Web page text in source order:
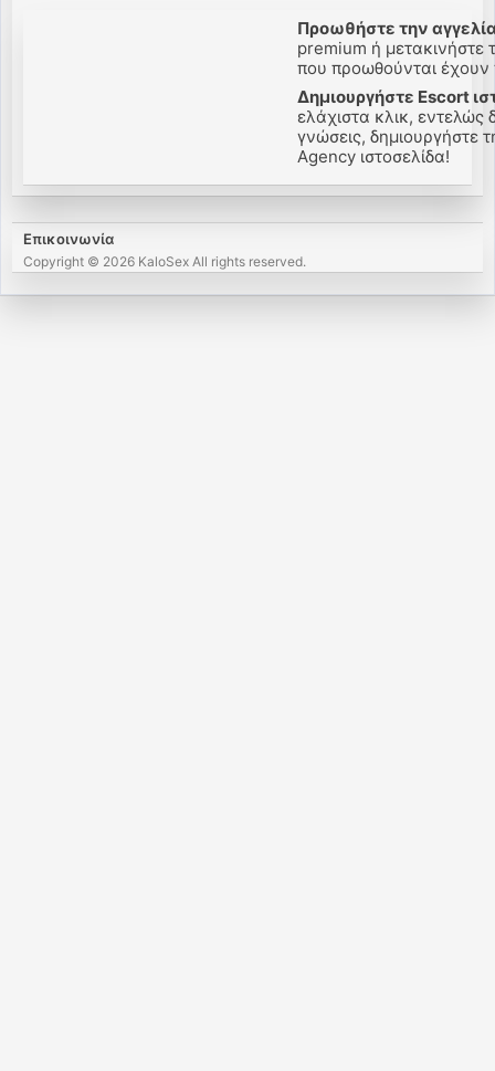
Προωθήστε την
premium ή μετακινήστε
που προωθούνται έχουν
Δημιουργήστε Escort
ελάχιστα κλικ, εντελώς
γνώσεις, δημιουργήστε
Agency ιστοσελίδα!
Επικοινωνία
Copyright © 2026 KaloSex All rights reserved.